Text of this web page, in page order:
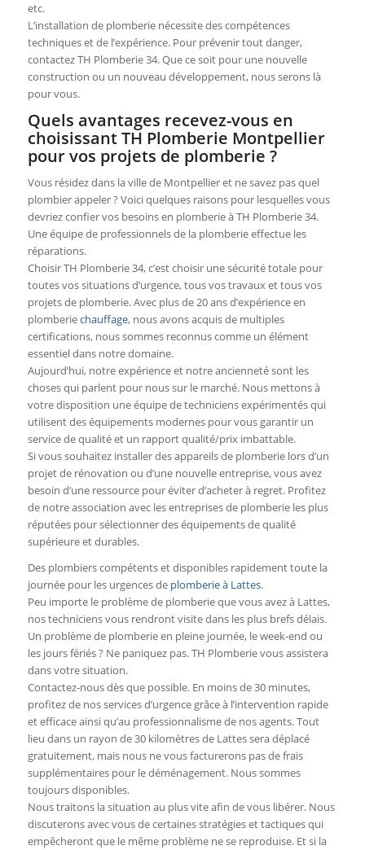
etc.
L’installation de plomberie nécessite des compétences
techniques et de l’expérience. Pour prévenir tout danger,
contactez TH Plomberie 34. Que ce soit pour une nouvelle
construction ou un nouveau développement, nous serons là
pour vous.
Quels avantages recevez-vous en
choisissant TH Plomberie Montpellier
pour vos projets de plomberie ?
Vous résidez dans la ville de Montpellier et ne savez pas quel
plombier appeler ? Voici quelques raisons pour lesquelles vous
devriez confier vos besoins en plomberie à TH Plomberie 34.
Une équipe de professionnels de la plomberie effectue les
réparations.
Choisir TH Plomberie 34, c’est choisir une sécurité totale pour
toutes vos situations d’urgence, tous vos travaux et tous vos
projets de plomberie. Avec plus de 20 ans d’expérience en
plomberiechauffage, nous avons acquis de multiples
certifications, nous sommes reconnus comme un élément
essentiel dans notre domaine.
Aujourd’hui, notre expérience et notre ancienneté sont les
choses qui parlent pour nous sur le marché. Nous mettons à
votre disposition une équipe de techniciens expérimentés qui
utilisent des équipements modernes pour vous garantir un
service de qualité et un rapport qualité/prix imbattable.
Si vous souhaitez installer des appareils de plomberie lors d’un
projet de rénovation ou d’une nouvelle entreprise, vous avez
besoin d’une ressource pour éviter d’acheter à regret. Profitez
de notre association avec les entreprises de plomberie les plus
réputées pour sélectionner des équipements de qualité
supérieure et durables.
Des plombiers compétents et disponibles rapidement toute la
journée pour les urgences de plomberie à Lattes.
Peu importe le problème de plomberie que vous avez à Lattes,
nos techniciens vous rendront visite dans les plus brefs délais.
Un problème de plomberie en pleine journée, le week-end ou
les jours fériés ? Ne paniquez pas. TH Plomberie vous assistera
dans votre situation.
Contactez-nous dès que possible. En moins de 30 minutes,
profitez de nos services d’urgence grâce à l’intervention rapide
et efficace ainsi qu’au professionnalisme de nos agents. Tout
lieu dans un rayon de 30 kilomètres de Lattes sera déplacé
gratuitement, mais nous ne vous facturerons pas de frais
supplémentaires pour le déménagement. Nous sommes
toujours disponibles.
Nous traitons la situation au plus vite afin de vous libérer. Nous
discuterons avec vous de certaines stratégies et tactiques qui
empêcheront que le même problème ne se reproduise. Et si la